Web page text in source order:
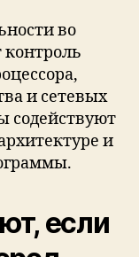
во
и сетевых
содействуют
и
если